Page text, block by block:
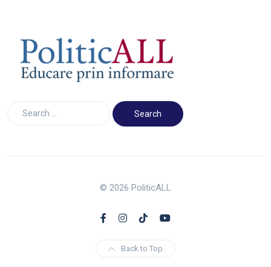
© 2026 PoliticALL
Back to Top